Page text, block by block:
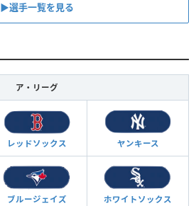
▶︎選手一覧を見る
ア・リーグ
レッドソックス ヤンキース
ブルージェイズ ホワイトソックス